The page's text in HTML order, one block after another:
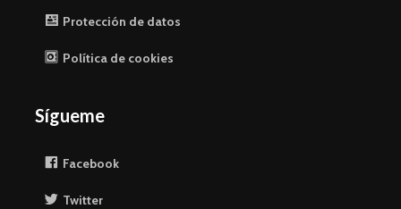
Protección de datos
Política de cookies
Sígueme
Facebook
Twitter